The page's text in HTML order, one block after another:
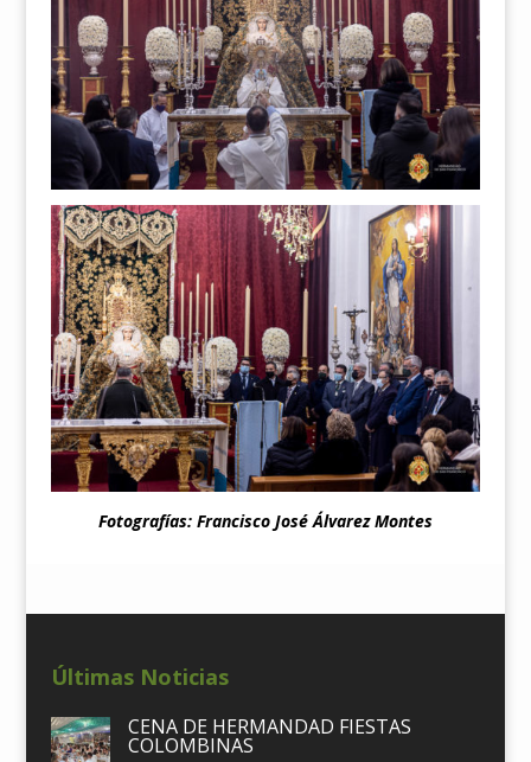
Fotografías: Francisco José Álvarez Montes
Últimas Noticias
CENA DE HERMANDAD FIESTAS
COLOMBINAS